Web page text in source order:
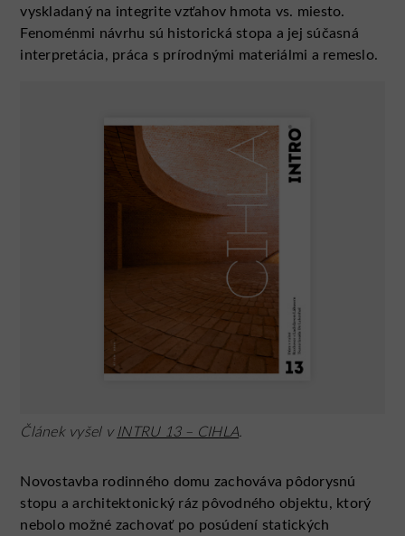
vyskladaný na integrite vzťahov hmota vs. miesto.
Fenoménmi návrhu sú historická stopa a jej súčasná
interpretácia, práca s prírodnými materiálmi a remeslo.
Článek vyšel v INTRU 13 – CIHLA
Novostavba rodinného domu zachováva pôdorysnú
stopu a architektonický ráz pôvodného objektu, ktorý
nebolo možné zachovať po posúdení statických